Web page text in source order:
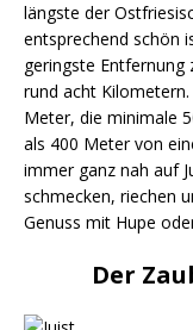
längste der
entsprechend schön
geringste Entfernung
rund acht
Meter, die minimale
als 400 Meter von
immer ganz nah auf
schmecken, riechen
Genuss mit Hupe
Der